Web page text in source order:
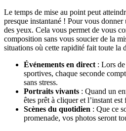
Le temps de mise au point peut
presque instantané ! Pour vous donner
des yeux. Cela vous permet de vous
composition sans vous soucier de la
situations où cette rapidité fait toute la
Événements en direct : Lors
sportives, chaque seconde
sans stress.
Portraits vivants : Quand un
êtes prêt à cliquer et l’instant est
Scènes du quotidien : Que ce
promenade, vos photos seront